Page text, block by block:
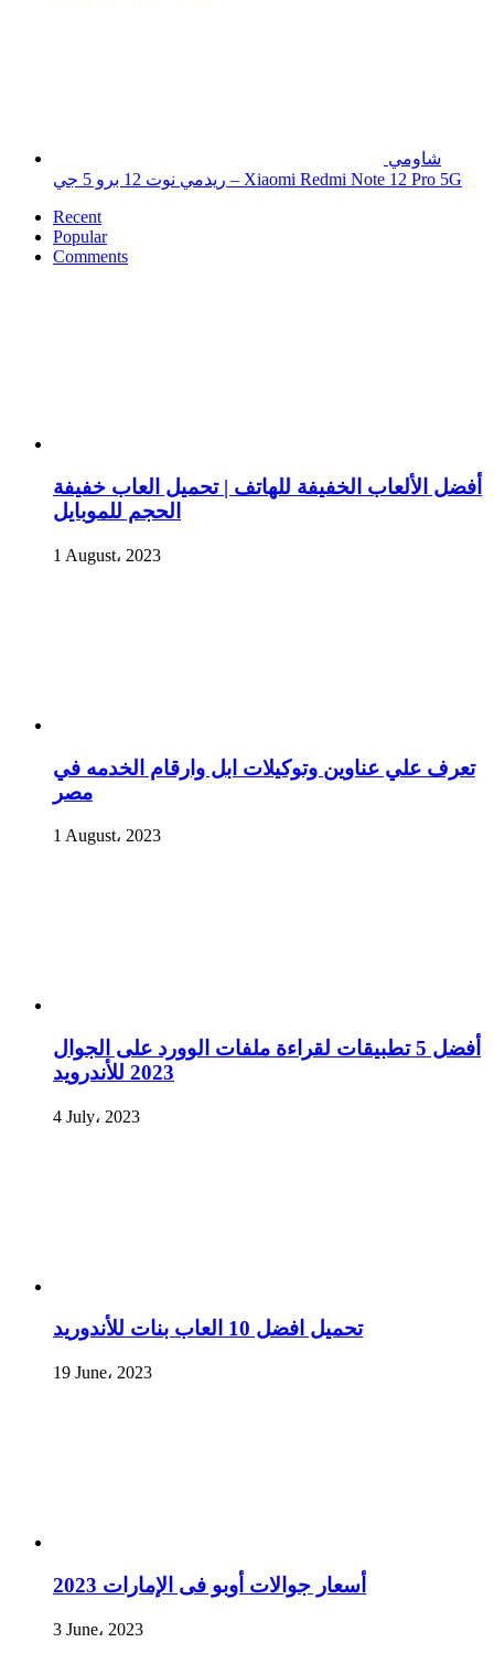
شاومي
ريدمي نوت 12 برو 5 جي – Xiaomi Redmi Note 12 Pro 5G
Recent
Popular
Comments
أفضل الألعاب الخفيفة للهاتف | تحميل العاب خفيفة
الحجم للموبايل
1 August، 2023
تعرف علي عناوين وتوكيلات ابل وارقام الخدمه في
مصر
1 August، 2023
أفضل 5 تطبيقات لقراءة ملفات الوورد على الجوال
2023 للأندرويد
4 July، 2023
تحميل افضل 10 العاب بنات للأندوريد
19 June، 2023
أسعار جوالات أوبو فى الإمارات 2023
3 June، 2023